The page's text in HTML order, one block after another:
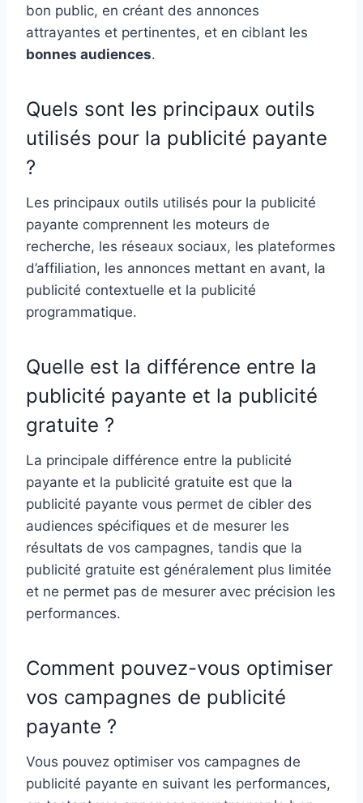
bon public, en créant des annonces
attrayantes et pertinentes, et en ciblant les
bonnes audiences.
Quels sont les principaux outils
utilisés pour la publicité payante
?
Les principaux outils utilisés pour la publicité
payante comprennent les moteurs de
recherche, les réseaux sociaux, les plateformes
d’affiliation, les annonces mettant en avant, la
publicité contextuelle et la publicité
programmatique.
Quelle est la différence entre la
publicité payante et la publicité
gratuite ?
La principale différence entre la publicité
payante et la publicité gratuite est que la
publicité payante vous permet de cibler des
audiences spécifiques et de mesurer les
résultats de vos campagnes, tandis que la
publicité gratuite est généralement plus limitée
et ne permet pas de mesurer avec précision les
performances.
Comment pouvez-vous optimiser
vos campagnes de publicité
payante ?
Vous pouvez optimiser vos campagnes de
publicité payante en suivant les performances,